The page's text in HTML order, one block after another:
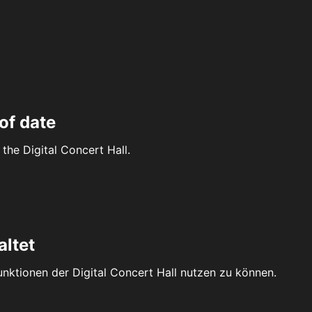
date
Digital Concert Hall.
der Digital Concert Hall nutzen zu können.